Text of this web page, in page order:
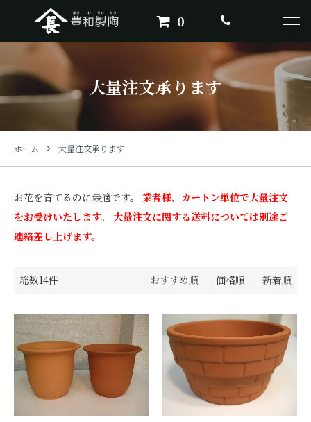
0
大量注文承ります
ホーム 大量注文承ります
お花を育てるのに最適です。 業者様、カートン単位で大量注文
をお受けいたします。 大量注文に関する送料については別途ご
連絡差し上げます。
総数14件 おすすめ順 価格順 新着順